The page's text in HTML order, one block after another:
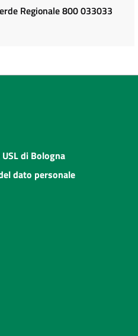
Regionale 800 033033
di Bologna
dato personale